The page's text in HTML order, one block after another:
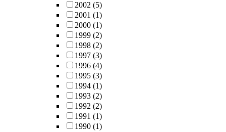
2002 (5)
2001 (1)
2000 (1)
1999 (2)
1998 (2)
1997 (3)
1996 (4)
1995 (3)
1994 (1)
1993 (2)
1992 (2)
1991 (1)
1990 (1)